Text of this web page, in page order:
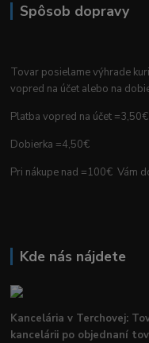
Spôsob dopravy
Tovar posielame výhrade
vopred na účet alebo na
Platba vopred na účet
Dobierka =4,50€
Pri nákupe nad =100€ Vám
Kde nás nájdete
Kancelária v Terchovej:
kancelárii po objednaní